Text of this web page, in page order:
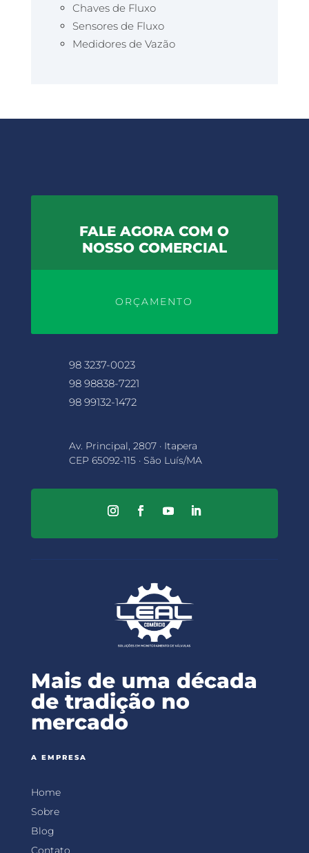
Chaves de Fluxo
Sensores de Fluxo
Medidores de Vazão
FALE AGORA COM O
NOSSO COMERCIAL
ORÇAMENTO
98 3237-0023
98 98838-7221
98 99132-1472
Av. Principal, 2807 · Itapera
CEP 65092-115 · São Luís/MA
Mais de uma década
de tradição no
mercado
A EMPRESA
Home
Sobre
Blog
Contato